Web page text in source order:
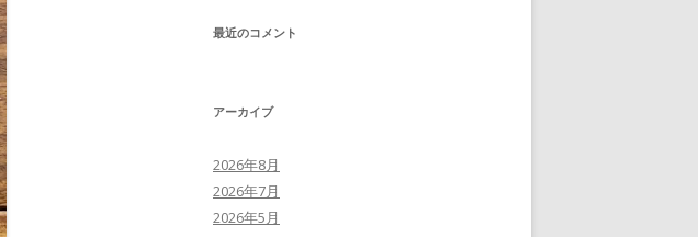
最近のコメント
アーカイブ
2026年8月
2026年7月
2026年5月